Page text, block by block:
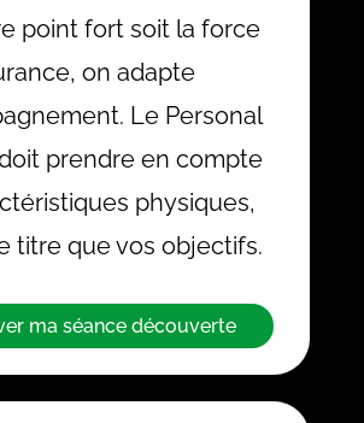
point fort soit la force
on adapte
Le Personal
prendre en compte
physiques,
titre que vos objectifs.
ma séance découverte